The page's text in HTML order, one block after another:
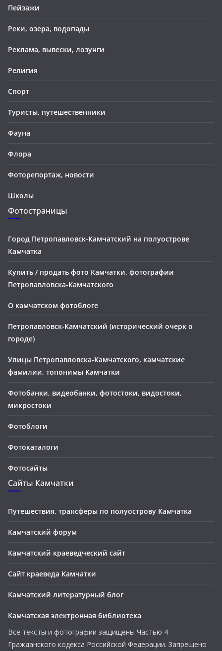
Пейзажи
Реки, озера, водопады
Реклама, вывески, лозунги
Религия
Спорт
Туристы, путешественники
Фауна
Флора
Фоторепортаж, новости
Школы
Фотостраницы
Город Петропавловск-Камчатский на полуострове
Камчатка
Купить / продать фото Камчатки, фотографии
Петропавловска-Камчатского
О камчатском фотоблоге
Петропавловск-Камчатский (исторический очерк о
городе)
Улицы Петропавловска-Камчатского, камчатские
фамилии, топонимы Камчатки
Фотобанки, видеобанки, фотостоки, видостоки,
микростоки
Фотоблоги
Фотокаталоги
Фотосайты
Сайты Камчатки
Путешествия, трансферы по полуострову Камчатка
Камчатский форум
Камчатский краеведческий сайт
Сайт краеведа Камчатки
Камчатский литературный блог
Камчатская электронная библиотека
Все тексты и фотографии защищены Частью 4
Гражданского кодекса Российской Федерации. Запрещено